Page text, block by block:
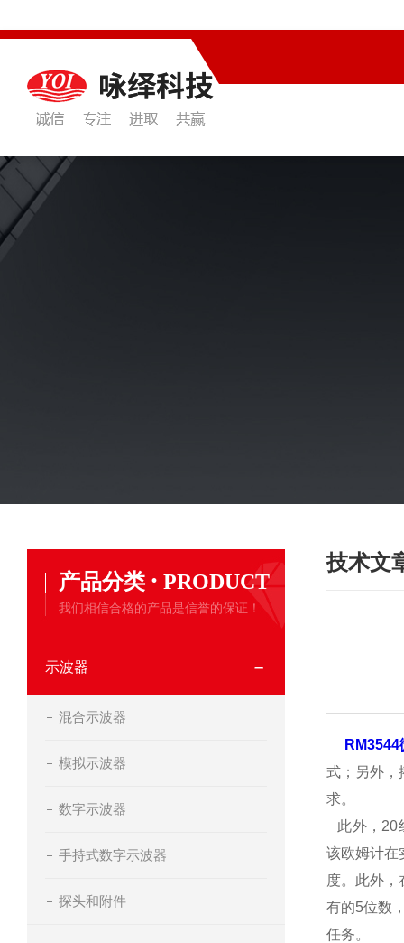
产品分类 · PRODUCT
我们相信合格的产品是信誉的保证！
示波器
混合示波器
模拟示波器
数字示波器
手持式数字示波器
探头和附件
技术文
式；另外，
求。
此外，20
该欧姆计在
度。此外
有的5位数
任务。